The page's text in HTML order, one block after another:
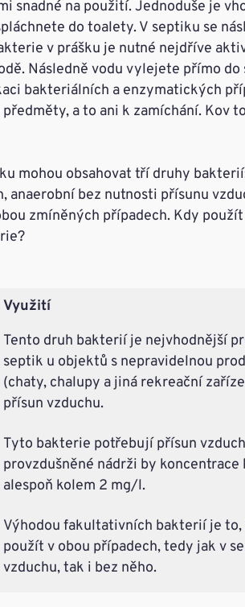
snadné na použití. Jednoduše je
do toalety. V septiku se
v prášku je nutné nejdříve
Následně vodu vylejete přímo
bakteriálních a enzymatických
a to ani k zamíchání. Kov
mohou obsahovat tří druhy
anaerobní bez nutnosti přísunu
zmíněných případech. Kdy
Využití
Tento druh bakterií je nejvhodnější
septik u objektů s nepravidelnou
(chaty, chalupy a jiná rekreační
přísun vzduchu.
Tyto bakterie potřebují přísun
provzdušněné nádrži by
alespoň kolem 2 mg/l.
Výhodou fakultativních bakterií je to,
použít v obou případech, tedy jak v
vzduchu, tak i bez něho.